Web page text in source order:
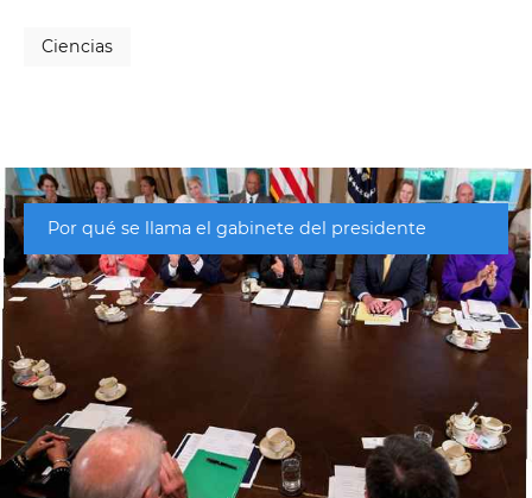
Ciencias
Por qué se llama el gabinete del presidente